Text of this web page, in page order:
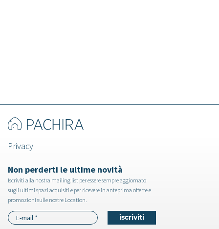
Privacy
Non perderti le ultime novità
Iscriviti alla nostra mailing list per essere sempre aggiornato
sugli ultimi spazi acquisiti e per ricevere in anteprima offerte e
promozioni sulle nostre Location.